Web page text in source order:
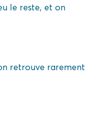
le reste, et on
retrouve rarement